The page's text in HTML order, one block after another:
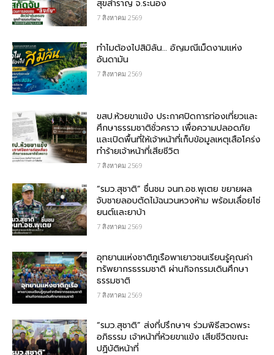
สุขสำราญ จ.ระนอง
7 สิงหาคม 2569
ทำไมต้องไปสิมิลัน… อัญมณีเม็ดงามแห่ง
อันดามัน
7 สิงหาคม 2569
ขสป.ห้วยขาแข้ง ประกาศปิดการท่องเที่ยวและ
ศึกษาธรรมชาติชั่วคราว เพื่อความปลอดภัย
และเปิดพื้นที่ให้เจ้าหน้าที่เก็บข้อมูลเหตุเสือโคร่ง
ทำร้ายเจ้าหน้าที่เสียชีวิต
7 สิงหาคม 2569
“รมว.สุชาติ” ชื่นชม​ จนท.อช.พุเตย​ ขยายผล
จับชายลอบตัดไม้ฉนวนหวงห้าม พร้อมเลื่อยโซ่
ยนต์และยาบ้า
7 สิงหาคม 2569
อุทยานแห่งชาติภูเรือพาเยาวชนเรียนรู้คุณค่า
ทรัพยากรธรรมชาติ ผ่านกิจกรรมเดินศึกษา
ธรรมชาติ
7 สิงหาคม 2569
“รมว.สุชาติ” ส่งที่ปรึกษาฯ ร่วมพิธีสวดพระ
อภิธรรม เจ้าหน้าที่ห้วยขาแข้ง เสียชีวิตขณะ
ปฏิบัติหน้าที่